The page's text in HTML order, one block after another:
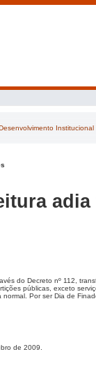
Institucional
do Decreto nº 112,
públicas, exceto
Por ser Dia de
de 2009.